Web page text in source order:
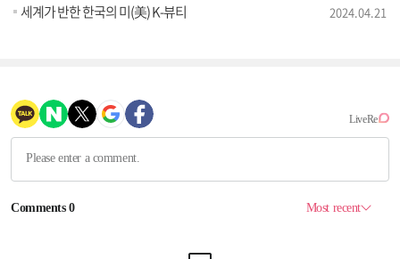
세계가 반한 한국의 미(美) K-뷰티 2024.04.21